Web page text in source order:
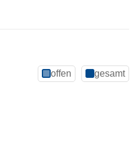
offen gesamt